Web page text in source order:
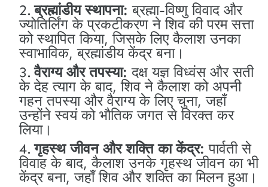
ब्रह्मांडीय स्थापना: ब्रह्मा-विष्णु विवाद और
ज्योतिर्लिंग के प्रकटीकरण ने शिव की परम सत्ता
को स्थापित किया, जिसके लिए कैलाश उनका
स्वाभाविक, ब्रह्मांडीय केंद्र बना।
वैराग्य और तपस्या: दक्ष यज्ञ विध्वंस और सती
के देह त्याग के बाद, शिव ने कैलाश को अपनी
गहन तपस्या और वैराग्य के लिए चुना, जहाँ
उन्होंने स्वयं को भौतिक जगत से विरक्त कर
लिया।
गृहस्थ जीवन और शक्ति का केंद्र: पार्वती से
विवाह के बाद, कैलाश उनके गृहस्थ जीवन का भी
केंद्र बना, जहाँ शिव और शक्ति का मिलन हुआ।